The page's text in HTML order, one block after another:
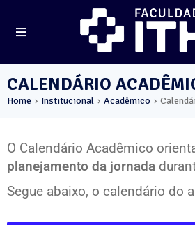
CALENDÁRIO
Home › Institucional › Acadêmico ›
O Calendário Acadêmico
planejamento da jornada
Segue abaixo, o calendário do